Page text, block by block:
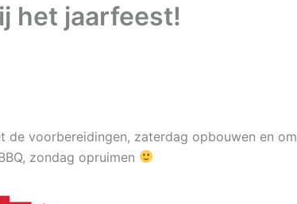
het jaarfeest!
de voorbereidingen, zaterdag opbouwen en om
zondag opruimen